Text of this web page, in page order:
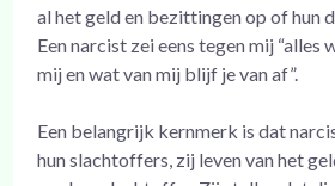
al het geld en bezittingen op of hun
Een narcist zei eens tegen mij “alles
mij en wat van mij blijf je van af”.
Een belangrijk kernmerk is dat
hun slachtoffers, zij leven van het